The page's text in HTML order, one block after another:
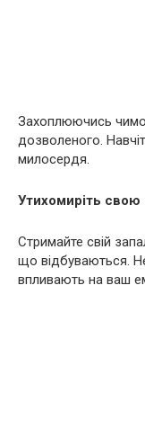
Захоплюючись
дозволеного.
милосердя.
Утихомиріть свою
Стримайте свій
що відбуваються.
впливають на ваш